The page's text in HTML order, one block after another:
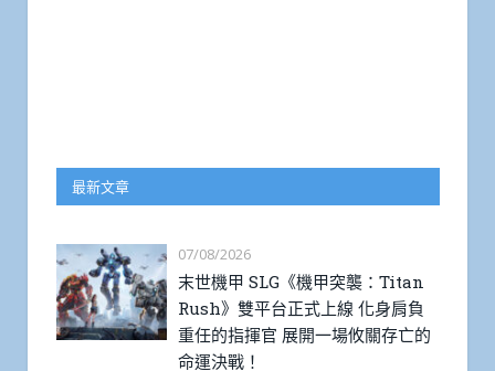
最新文章
07/08/2026
末世機甲 SLG《機甲突襲：Titan
Rush》雙平台正式上線 化身肩負
重任的指揮官 展開一場攸關存亡的
命運決戰！